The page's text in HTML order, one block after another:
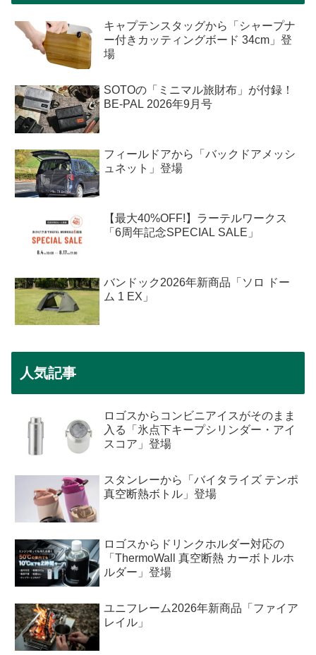
キャプテンスタッグから「シャープナ
ー付きカッティングボード 34cm」登
場
SOTOの「ミニマル旅財布」が付録！
BE-PAL 2026年9月号
フィールドアから「バックドアメッシ
ュネット」登場
【最大40%OFF!】ラーテルワークス
「6周年記念SPECIAL SALE」
バンドック2026年新商品「ソロ ドー
ム 1 EX」
人気記事
ロゴスからコンビニアイスがそのまま
入る「氷点下キープシリンダー・アイ
スコア」登場
スタンレーから「バイタライズ テンポ
真空断熱ボトル」登場
ロゴスからドリンクホルダー対応の
「ThermoWall 真空断熱 カーボトルホ
ルダー」登場
ユニフレーム2026年新商品「ファイア
レイル」